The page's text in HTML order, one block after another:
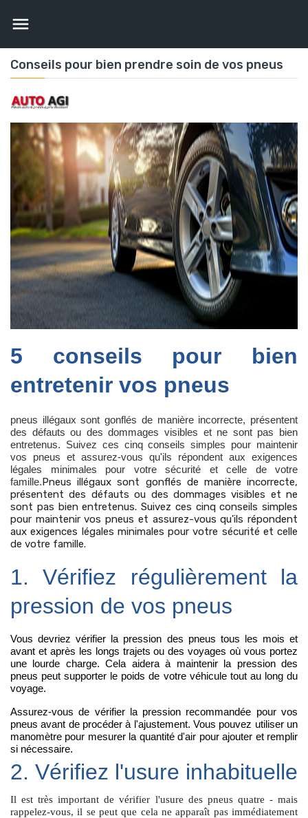

Conseils pour bien prendre soin de vos pneus
5 conseils pour bien
entretenir vos pneus
pneus illégaux sont gonflés de manière incorrecte, présentent
des défauts ou des dommages visibles et ne sont pas bien
entretenus. Suivez ces cinq conseils simples pour maintenir
vos pneus et assurez-vous qu'ils répondent aux exigences
légales minimales pour votre sécurité et celle de votre
famille.Pneus illégaux sont gonflés de manière incorrecte,
présentent des défauts ou des dommages visibles et ne
sont pas bien entretenus. Suivez ces cinq conseils simples
pour maintenir vos pneus et assurez-vous qu'ils répondent
aux exigences légales minimales pour votre sécurité et celle
de votre famille.
1. Vérifiez régulièrement la
pression de vos pneus
Vous devriez vérifier la pression des pneus tous les mois et
avant et après les longs trajets ou des voyages où vous portez
une lourde charge. Cela aidera à maintenir la pression des
pneus peut supporter le poids de votre véhicule tout au long du
voyage.
Assurez-vous de vérifier la pression recommandée pour vos
pneus avant de procéder à l'ajustement. Vous pouvez utiliser un
manomètre pour mesurer la quantité d'air pour ajouter et remplir
si nécessaire.
2. Vérifiez l'usure inhabituelle
Il est très important de vérifier l'usure des pneus quatre - mais
rappelez-vous, il se peut que cela ne apparaît pas immédiatement